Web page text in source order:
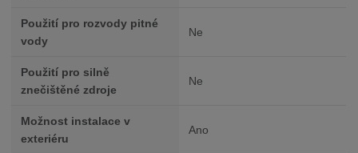
Použití pro rozvody pitné
vody
Ne
Použití pro silně
znečištěné zdroje
Ne
Možnost instalace v
exteriéru
Ano